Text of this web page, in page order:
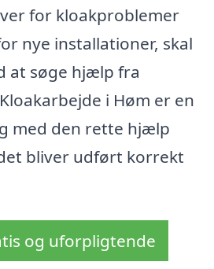
for kloakproblemer
nye installationer, skal
at søge hjælp fra
i Høm er en
med den rette hjælp
bliver udført korrekt
og uforpligtende